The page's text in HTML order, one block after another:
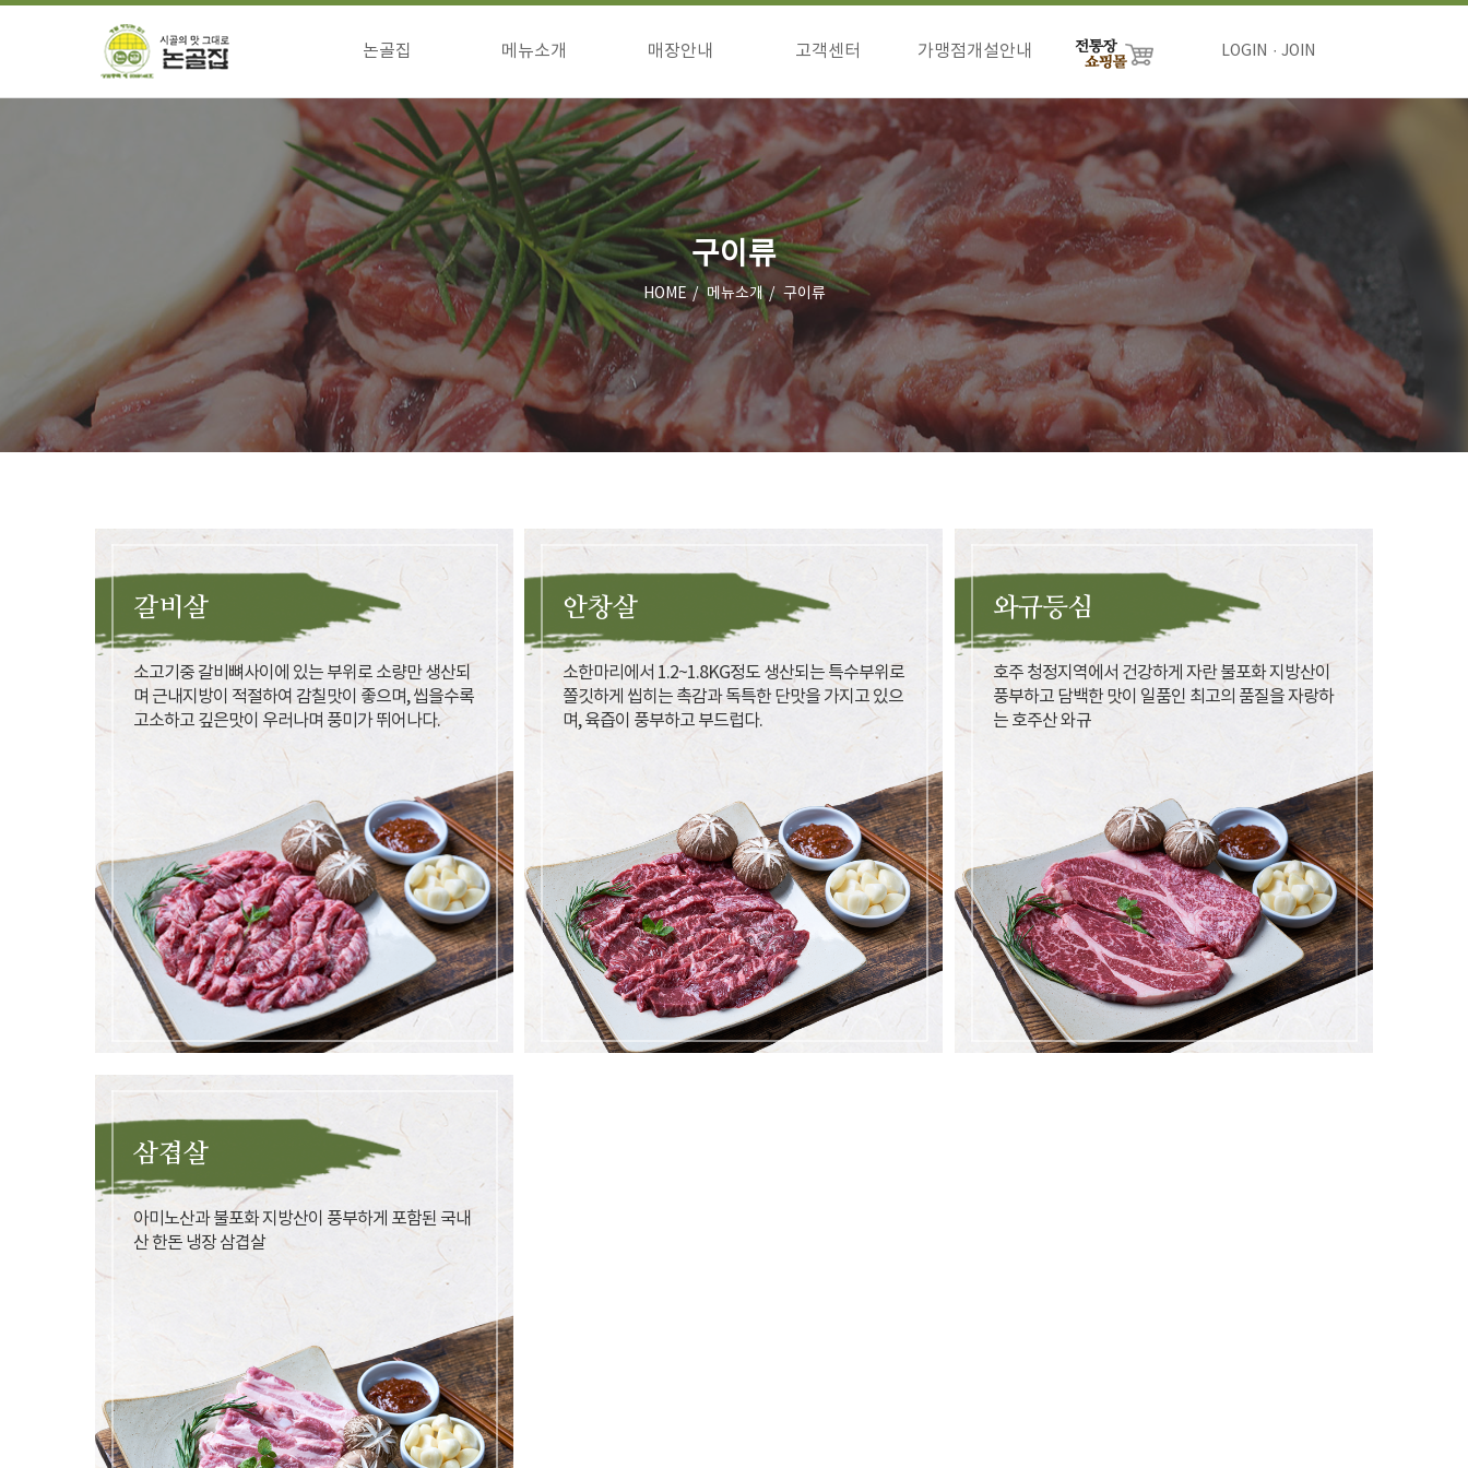
논골집
걸어온길
전통의맛 특징
향하는길
메뉴소개
구이류
식사류/기타
매장안내
매장안내
고객센터
공지사항
이벤트
고객의소리
점주님방
가맹점개설안내
창업비용
상담하기
LOGIN JOIN
구이류
HOME 메뉴소개 구이류
갈비살
소고기중 갈비뼈사이에 있는 부위로 소량만 생산되
며 근내지방이 적절하여 감칠맛이 좋으며, 씹을수록
고소하고 깊은맛이 우러나며 풍미가 뛰어나다.
안창살
소한마리에서 1.2~1.8KG정도 생산되는 특수부위로
쫄깃하게 씹히는 촉감과 독특한 단맛을 가지고 있으
며, 육즙이 풍부하고 부드럽다.
와규등심
호주 청정지역에서 건강하게 자란 불포화 지방산이
풍부하고 담백한 맛이 일품인 최고의 품질을 자랑하
는 호주산 와규
삼겹살
아미노산과 불포화 지방산이 풍부하게 포함된 국내
산 한돈 냉장 삼겹살